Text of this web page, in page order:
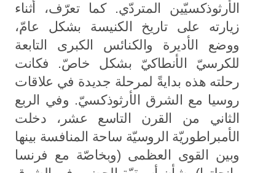
الأرثوذكسيّين المتردّي. كما تعرّف، أثناء
زيارته على تاريخ الكنيسة بشكل عامّ،
ووضع الأديرة والكنائس الكبرى التابعة
للكرسيّ الأنطاكيّ بشكل خاصّ. فكانت
رحلته هذه بدايةً لمرحلة جديدة في علاقات
روسيا مع الشرق الأرثوذكسيّ. وفي الربع
الثاني من القرن التاسع عشر، دخلت
الأمبراطوريّة الروسيّة ساحة المنافسة بينها
وبين القوى العظمى (وبخاصّة مع فرنسا